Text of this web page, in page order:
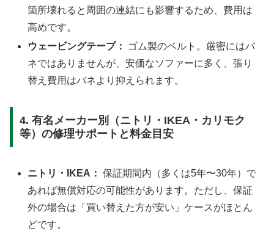
箇所壊れると周囲の連結にも影響するため、費用は
高めです。
ウェービングテープ：
ゴム製のベルト。厳密にはバ
ネではありませんが、安価なソファーに多く、張り
替え費用はバネより抑えられます。
4. 有名メーカー別（ニトリ・IKEA・カリモク
等）の修理サポートと料金目安
ニトリ・IKEA： 保証期間内（多くは5年〜30年）で
あれば無償対応の可能性があります。ただし、保証
外の場合は「買い替えた方が安い」ケースがほとん
どです。